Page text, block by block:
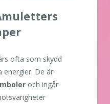
ofta som skydd
energier. De är
och ingår